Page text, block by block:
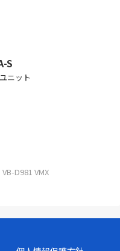
S
ニット
VB-D981 VMX